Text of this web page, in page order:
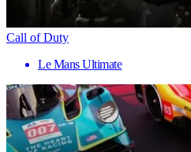
Call of Duty
Le Mans Ultimate